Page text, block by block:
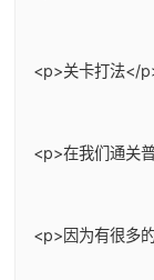
<p>关卡打法</
<p>在我们通关
<p>因为有很多